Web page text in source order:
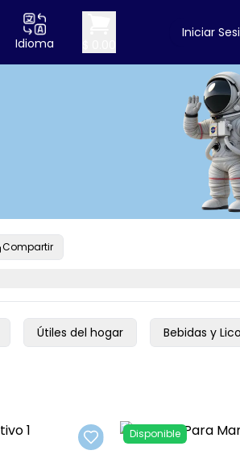
Idioma
Iniciar
Compartir
Útiles del hogar Bebidas y
Add to favorites
Disponible